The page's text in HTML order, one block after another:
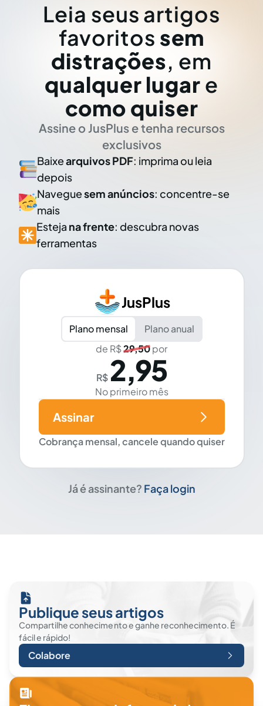
Leia seus artigos
favoritos sem
distrações, em
qualquer lugar e
como quiser
Assine o JusPlus e tenha recursos
exclusivos
Baixearquivos PDF: imprima ou leia
depois
Naveguesem anúncios: concentre-se
mais
Esteja na frente: descubra novas
ferramentas
JusPlus
Plano mensal
Plano anual
de R$29,50por
R$ 2,95
No primeiro mês
Cobrança mensal, cancele quando quiser
Assinar
Já é assinante? Faça login
Publique seus artigos
Compartilhe conhecimento e ganhe reconhecimento. É
fácil e rápido!
Colabore